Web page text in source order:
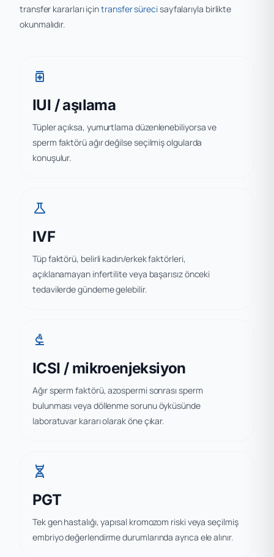
transfer kararları içintransfer sürecisayfalarıyla birlikte
okunmalıdır.
medication
IUI / aşılama
Tüpler açıksa, yumurtlama düzenlenebiliyorsa ve
sperm faktörü ağır değilse seçilmiş olgularda
konuşulur.
science
IVF
Tüp faktörü, belirli kadın/erkek faktörleri,
açıklanamayan infertilite veya başarısız önceki
tedavilerde gündeme gelebilir.
biotech
ICSI / mikroenjeksiyon
Ağır sperm faktörü, azospermi sonrası sperm
bulunması veya döllenme sorunu öyküsünde
laboratuvar kararı olarak öne çıkar.
genetics
PGT
Tek gen hastalığı, yapısal kromozom riski veya seçilmiş
embriyo değerlendirme durumlarında ayrıca ele alınır.